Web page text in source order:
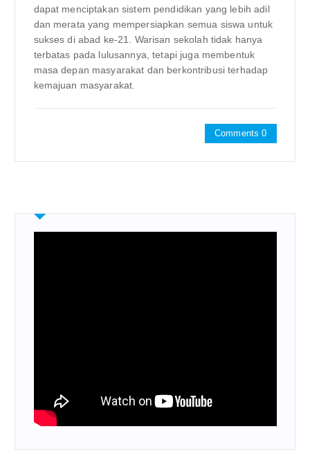
dapat menciptakan sistem pendidikan yang lebih adil
dan merata yang mempersiapkan semua siswa untuk
sukses di abad ke-21. Warisan sekolah tidak hanya
terbatas pada lulusannya, tetapi juga membentuk
masa depan masyarakat dan berkontribusi terhadap
kemajuan masyarakat.
Comments 0